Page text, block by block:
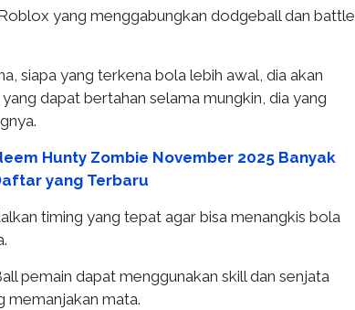
yang menggabungkan dodgeball dan battle
siapa yang terkena bola lebih awal, dia akan
dapat bertahan selama mungkin, dia yang
Hunty Zombie November 2025 Banyak
yang Terbaru
timing yang tepat agar bisa menangkis bola
pemain dapat menggunakan skill dan senjata
memanjakan mata.